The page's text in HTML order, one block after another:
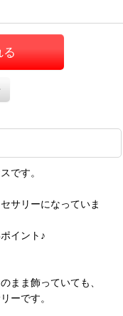
る
です。
サリーになっていま
イント♪
まま飾っていても、
ーです。